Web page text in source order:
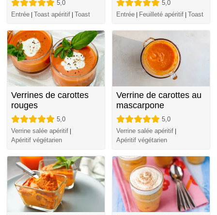
5,0
Entrée | Toast apéritif | Toast
5,0
Entrée | Feuilleté apéritif | Toast
Verrines de carottes
rouges
5,0
Verrine salée apéritif |
Apéritif végétarien
Verrine de carottes au
mascarpone
5,0
Verrine salée apéritif |
Apéritif végétarien